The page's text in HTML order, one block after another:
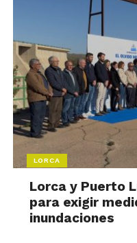
LORCA
Lorca y Puerto
para exigir
inundaciones